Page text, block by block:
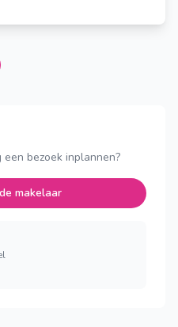
bezoek inplannen?
makelaar